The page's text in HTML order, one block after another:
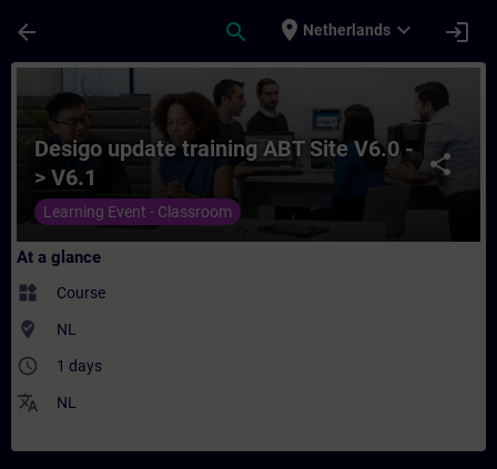
arrow_back search place Netherlands expand_more login
Course - Desigo update training ABT
share
Desigo update training ABT Site V6.0 -
> V6.1
Learning Event - Classroom
At a glance
widgets Course
where_to_vote NL
access_time 1 days
translate NL